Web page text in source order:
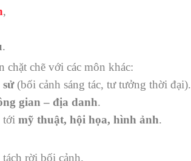
,
.
chặt chẽ với các môn khác:
(bối cảnh sáng tác, tư tưởng thời đại).
gian – địa danh.
tới mỹ thuật, hội họa, hình ảnh.
rời bối cảnh.